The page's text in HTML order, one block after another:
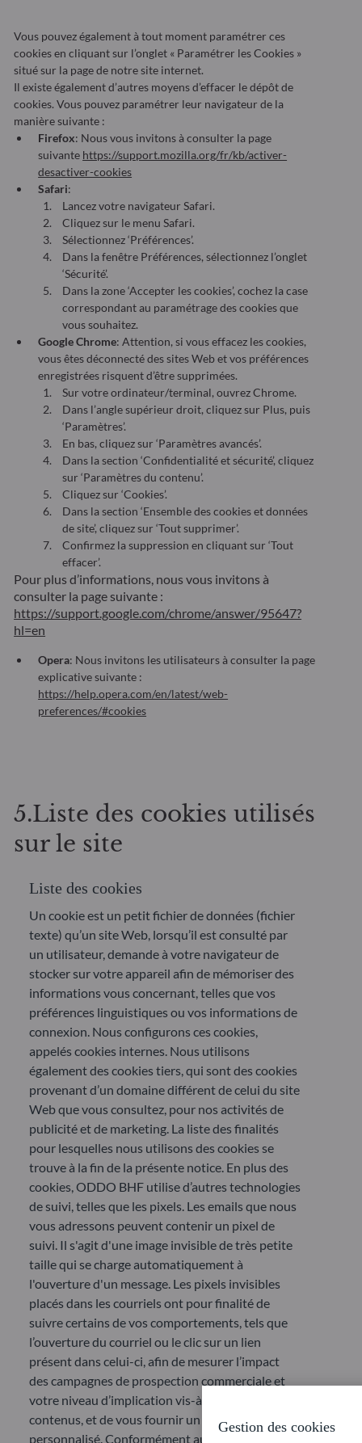
Vous pouvez également à tout moment paramétrer ces
cookies en cliquant sur l’onglet « Paramétrer les Cookies »
situé sur la page de notre site internet.
Il existe également d’autres moyens d’effacer le dépôt de
cookies. Vous pouvez paramétrer leur navigateur de la
manière suivante :
Firefox: Nous vous invitons à consulter la page
suivante https://support.mozilla.org/fr/kb/activer-
desactiver-cookies
Safari:
Lancez votre navigateur Safari.
Cliquez sur le menu Safari.
Sélectionnez ‘Préférences’.
Dans la fenêtre Préférences, sélectionnez l’onglet
‘Sécurité’.
Dans la zone ‘Accepter les cookies’, cochez la case
correspondant au paramétrage des cookies que
vous souhaitez.
Google Chrome: Attention, si vous effacez les cookies,
vous êtes déconnecté des sites Web et vos préférences
enregistrées risquent d’être supprimées.
Sur votre ordinateur/terminal, ouvrez Chrome.
Dans l’angle supérieur droit, cliquez sur Plus, puis
‘Paramètres’.
En bas, cliquez sur ‘Paramètres avancés’.
Dans la section ‘Confidentialité et sécurité’, cliquez
sur ‘Paramètres du contenu’.
Cliquez sur ‘Cookies’.
Dans la section ‘Ensemble des cookies et données
de site’, cliquez sur ‘Tout supprimer’.
Confirmez la suppression en cliquant sur ‘Tout
effacer’.
Pour plus d’informations, nous vous invitons à
consulter la page suivante :
https://support.google.com/chrome/answer/95647?
hl=en
Opera: Nous invitons les utilisateurs à consulter la page
explicative suivante :
https://help.opera.com/en/latest/web-
preferences/#cookies
5.Liste des cookies utilisés
sur le site
Liste des cookies
Un cookie est un petit fichier de données (fichier
texte) qu’un site Web, lorsqu’il est consulté par
un utilisateur, demande à votre navigateur de
stocker sur votre appareil afin de mémoriser des
informations vous concernant, telles que vos
préférences linguistiques ou vos informations de
connexion. Nous configurons ces cookies,
appelés cookies internes. Nous utilisons
également des cookies tiers, qui sont des cookies
provenant d’un domaine différent de celui du site
Web que vous consultez, pour nos activités de
publicité et de marketing. La liste des finalités
pour lesquelles nous utilisons des cookies se
trouve à la fin de la présente notice. En plus des
cookies, ODDO BHF utilise d’autres technologies
de suivi, telles que les pixels. Les emails que nous
vous adressons peuvent contenir un pixel de
suivi. Il s'agit d'une image invisible de très petite
taille qui se charge automatiquement à
l'ouverture d'un message. Les pixels invisibles
placés dans les courriels ont pour finalité de
suivre certains de vos comportements, tels que
l’ouverture du courriel ou le clic sur un lien
présent dans celui-ci, afin de mesurer l’impact
des campagnes de prospection commerciale et
votre niveau d’implication vis-à-vis de leurs
contenus, et de vous fournir un contenu
personnalisé. Conformément aux lignes
Gestion des cookies